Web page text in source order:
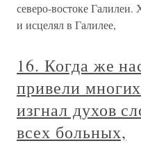
северо-востоке
и исцелял в Галилее,
16. Когда же
привели
изгнал духов
всех больных,